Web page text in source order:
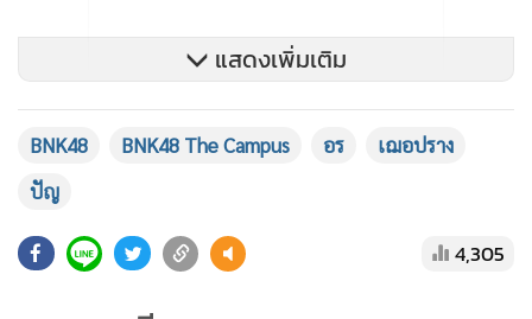
แสดงเพิ่มเติม
BNK48 BNK48 The Campus อร
เฌอปราง
ปัญ
4,305